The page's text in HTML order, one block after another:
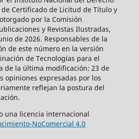
Certificado de Licitud de Título y
por la Comisión
y Revistas Ilustradas,
de 2026. Responsables de la
de este número en la versión
de Tecnologías para el
de la última modificación: 23 de
opiniones expresadas por los
reflejan la postura del
una licencia internacional
NoComercial 4.0